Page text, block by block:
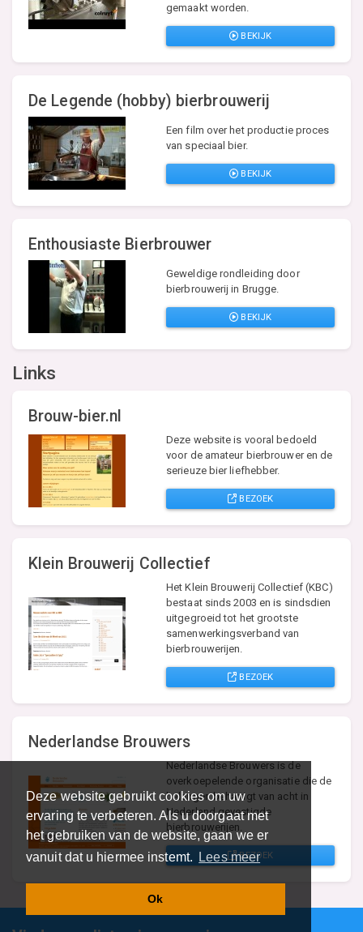
Deze website gebruikt cookies om uw
ervaring te verbeteren. Als u doorgaat met
het gebruiken van de website, gaan we er
vanuit dat u hiermee instemt.
Lees meer
Ok
gemaakt worden.
BEKIJK
De Legende (hobby) bierbrouwerij
Een film over het productie proces
van speciaal bier.
BEKIJK
Enthousiaste Bierbrouwer
Geweldige rondleiding door
bierbrouwerij in Brugge.
BEKIJK
Links
Brouw-bier.nl
Deze website is vooral bedoeld
voor de amateur bierbrouwer en de
serieuze bier liefhebber.
BEZOEK
Klein Brouwerij Collectief
Het Klein Brouwerij Collectief (KBC)
bestaat sinds 2003 en is sindsdien
uitgegroeid tot het grootste
samenwerkingsverband van
bierbrouwerijen.
BEZOEK
Nederlandse Brouwers
Nederlandse Brouwers is de
overkoepelende organisatie die de
belangen behartigt van acht in
Nederland gevestigde
bierbrouwerijen.
BEZOEK